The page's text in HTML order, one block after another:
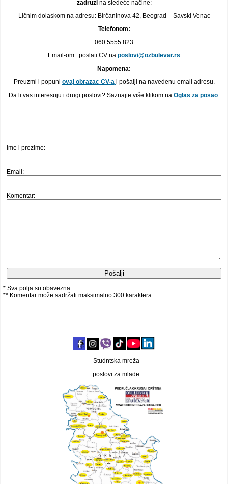
Studntska mreža
poslovi za mlade
zadruzina sledeće načine:
Ličnim dolaskom na adresu: Birčaninova 42, Beograd – Savski Venac
Telefonom:
060 5555 823
Email-om: poslati CV na poslovi@ozbulevar.rs
Napomena:
Preuzmi i popuni ovaj obrazac CV-a i pošalji na navedenu email adresu.
Da li vas interesuju i drugi poslovi? Saznajte više klikom na Oglas za posao
Ime i prezime:
Email:
Komentar:
* Sva polja su obavezna
** Komentar može sadržati maksimalno 300 karaktera.